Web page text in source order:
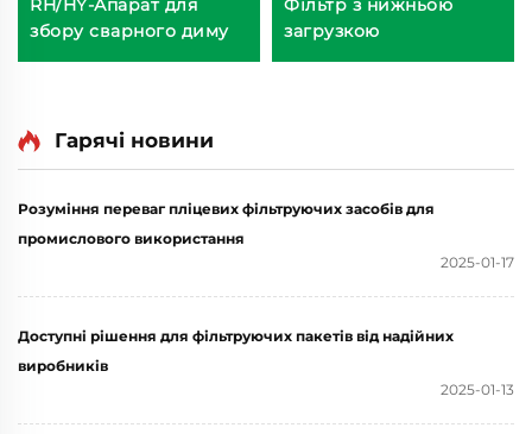
RH/HY-Апарат для
збору сварного диму
Фільтр з нижньою
загрузкою
Гарячі новини
Розуміння переваг пліцевих фільтруючих засобів для
промислового використання
2025-01-17
Доступні рішення для фільтруючих пакетів від надійних
виробників
2025-01-13